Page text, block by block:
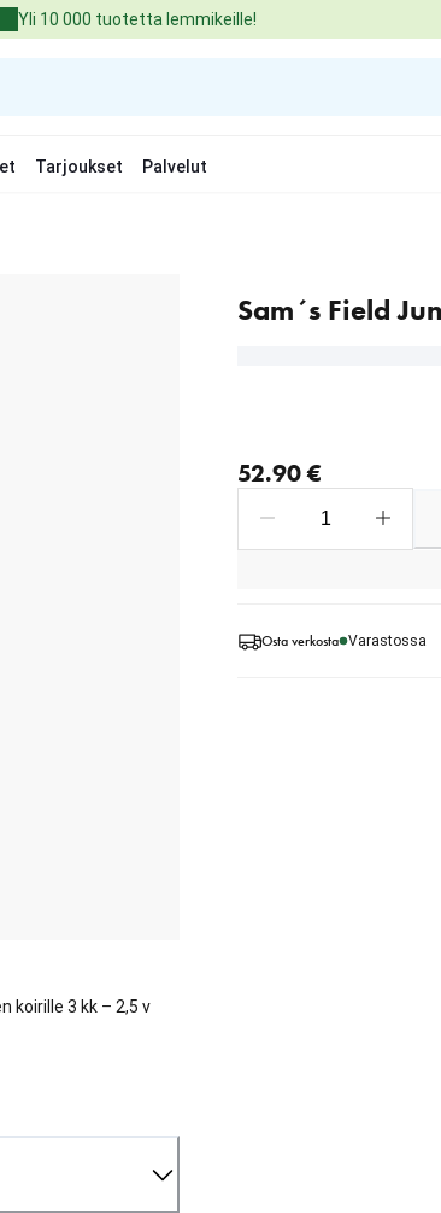
Yli 10 000 tuotetta lemmikeille!
Tarjoukset Palvelut
Sam´s Field
koirille 3 kk – 2,5 v
52.90 €
Osta verkosta Varastossa